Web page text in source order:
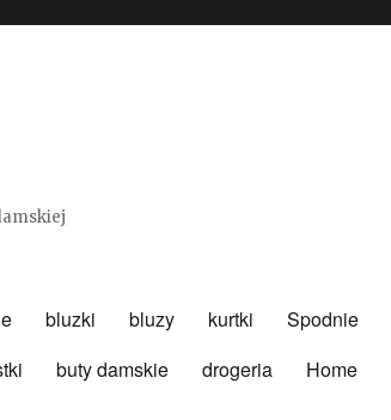
bluzki bluzy kurtki Spodnie
buty damskie drogeria Home